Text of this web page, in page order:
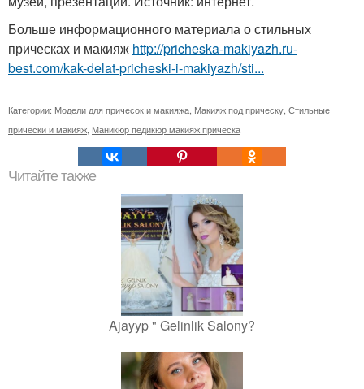
Больше информационного материала о стильных
прическах и макияж http://pricheska-makiyazh.ru-
best.com/kak-delat-pricheski-i-makiyazh/sti...
Категории: Модели для причесок и макияжа Макияж под прическу Стильные
прически и макияж Маникюр педикюр макияж прическа
Читайте также
Ajayyp " Gelinlik Salony?